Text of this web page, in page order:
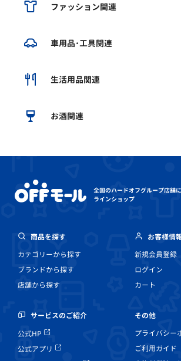
ファッション関連
車用品･工具関連
生活用品関連
お酒関連
全国のハードオフグループ店舗
ラインショップ
商品を探す
カテゴリーから探す
ブランドから探す
店舗から探す
お客様情
新規会員登録
ログイン
カート
サービスのご紹介
公式HP
公式アプリ
その他
プライバシー
ご利用ガイド